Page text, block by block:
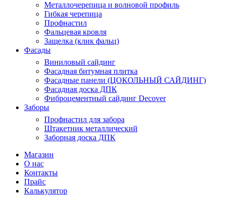
Металлочерепица и волновой профиль
Гибкая черепица
Профнастил
Фальцевая кровля
Защелка (клик фальц)
Фасады
Виниловый сайдинг
Фасадная битумная плитка
Фасадные панели (ЦОКОЛЬНЫЙ САЙДИНГ)
Фасадная доска ДПК
Фиброцементный сайдинг Decover
Заборы
Профнастил для забора
Штакетник металлический
Заборная доска ДПК
Магазин
О нас
Контакты
Прайс
Калькулятор